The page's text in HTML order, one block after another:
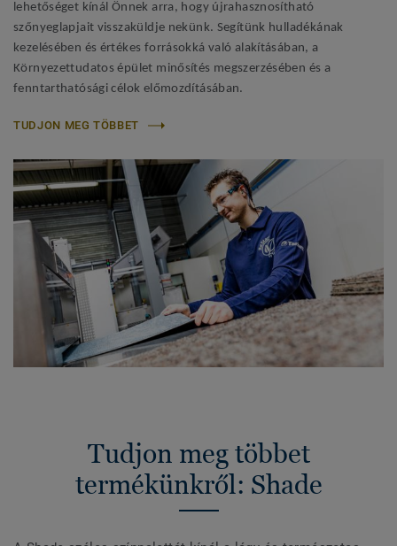
lehetőséget kínál Önnek arra, hogy újrahasznosítható
szőnyeglapjait visszaküldje nekünk. Segítünk hulladékának
kezelésében és értékes forrásokká való alakításában, a
Környezettudatos épület minősítés megszerzésében és a
fenntarthatósági célok előmozdításában.
TUDJON MEG TÖBBET
Tudjon meg többet
termékünkről: Shade